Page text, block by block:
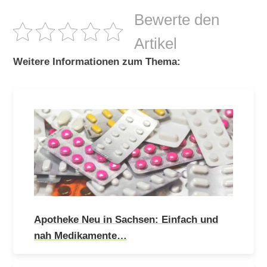
Bewerte den
Artikel
Weitere Informationen zum Thema:
Apotheke Neu in Sachsen: Einfach und
nah Medikamente…